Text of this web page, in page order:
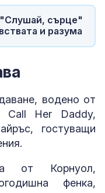
сърце"
и разума
водено от
Call Her Daddy,
гостуващи
от Корнуол,
фенка,